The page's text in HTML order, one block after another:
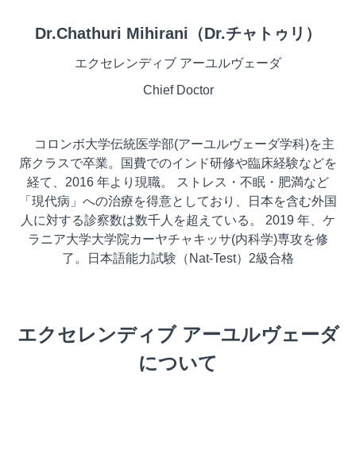
Dr.Chathuri Mihirani（Dr.チャトゥリ）
エクセレンディブ アーユルヴェーダ
Chief Doctor
コロンボ大学伝統医学部(アーユルヴェーダ学科)を主
席クラスで卒業。国費でのインド研修や臨床経験などを
経て、2016 年より現職。 ストレス・不眠・肥満など
「現代病」への治療を得意としており、日本を含む外国
人に対する診察数は数千人を超えている。 2019 年、ケ
ラニア大学大学院カーヤチャキッサ(内科学)専攻を修
了。日本語能力試験（Nat-Test）2級合格
エクセレンディブ アーユルヴェーダ
について